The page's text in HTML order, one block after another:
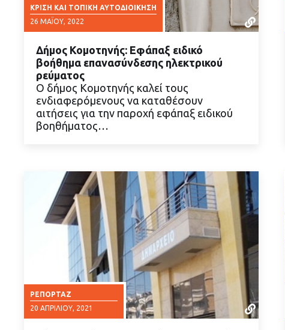
ΚΡΊΣΗ ΚΑΙ ΤΟΠΙΚΉ ΑΥΤΟΔΙΟΊΚΗΣΗ
26 ΜΑΪ́ΟΥ, 2022
ΔΙΑΒΑΣΤΕ ΠΕΡΙΣΣΟΤΕΡΑ
Δήμος Κομοτηνής: Εφάπαξ ειδικό
βοήθημα επανασύνδεσης ηλεκτρικού
ρεύματος
Ο δήμος Κομοτηνής καλεί τους
ενδιαφερόμενους να καταθέσουν
αιτήσεις για την παροχή εφάπαξ ειδικού
βοηθήματος…
ΡΕΠΟΡΤΆΖ
20 ΑΠΡΙΛΊΟΥ, 2021